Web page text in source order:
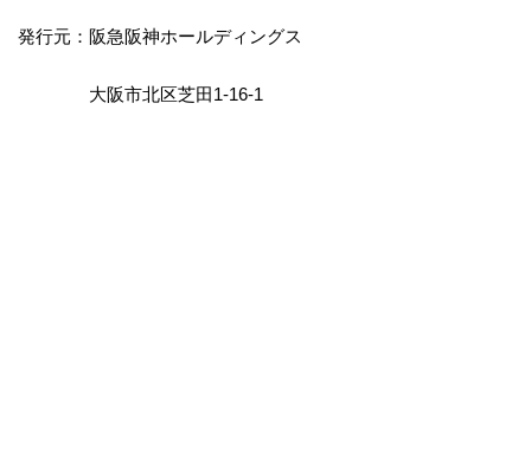
発行元：阪急阪神ホールディングス
大阪市北区芝田1-16-1